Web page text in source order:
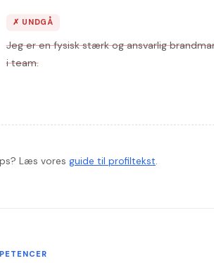
✗ UNDGÅ
Jeg er en fysisk stærk og ansvarlig
i team.
Læs vores guide til profiltekst.